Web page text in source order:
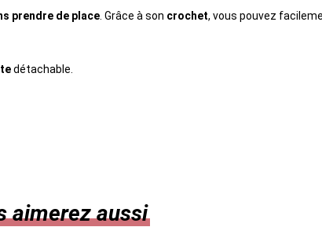
prendre de place. Grâce à son crochet, vous pouvez
détachable.
aimerez aussi